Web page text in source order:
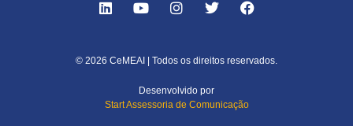
© 2026 CeMEAI | Todos os direitos reservados.
Desenvolvido por
Start Assessoria de Comunicação